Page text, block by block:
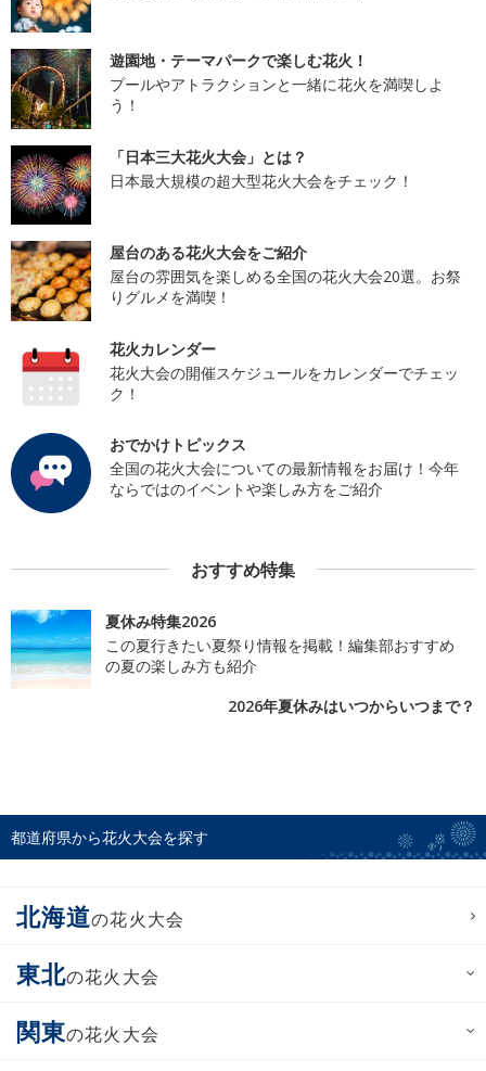
遊園地・テーマパークで楽しむ花火！
プールやアトラクションと一緒に花火を満喫しよ
う！
「日本三大花火大会」とは？
日本最大規模の超大型花火大会をチェック！
屋台のある花火大会をご紹介
屋台の雰囲気を楽しめる全国の花火大会20選。お祭
りグルメを満喫！
花火カレンダー
花火大会の開催スケジュールをカレンダーでチェッ
ク！
おでかけトピックス
全国の花火大会についての最新情報をお届け！今年
ならではのイベントや楽しみ方をご紹介
おすすめ特集
夏休み特集2026
この夏行きたい夏祭り情報を掲載！編集部おすすめ
の夏の楽しみ方も紹介
2026年夏休みはいつからいつまで？
都道府県から花火大会を探す
北海道の花火大会
東北の花火大会
関東の花火大会